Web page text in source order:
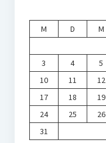
M
D M
3
4 5
10
11 12
17
18 19
24
25 26
31